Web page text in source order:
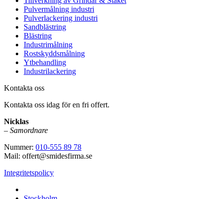
Pulvermålning industri
Pulverlackering industri
Sandblästring
Blästring
Industrimålning
Rostskyddsmålning
Ytbehandling
Industrilackering
Kontakta oss
Kontakta oss idag för en fri offert.
Nicklas
– Samordnare
Nummer: 010-555 89 78
Mail: offert@smidesfirma.se
Integritetspolicy